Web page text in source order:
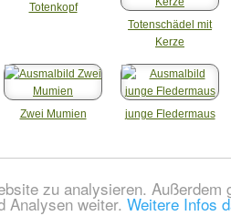
zu analysieren. Außerdem
Analysen weiter. Weitere Infos
Totenkopf
Totenschädel mit
Kerze
Zwei Mumien junge Fledermaus